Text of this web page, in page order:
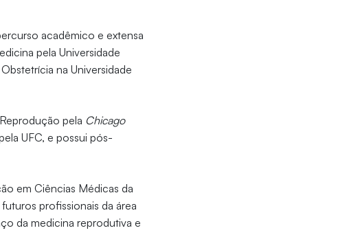
acadêmico e extensa
pela Universidade
na Universidade
pela Chicago
UFC, e possui pós-
em Ciências Médicas da
profissionais da área
da medicina reprodutiva e